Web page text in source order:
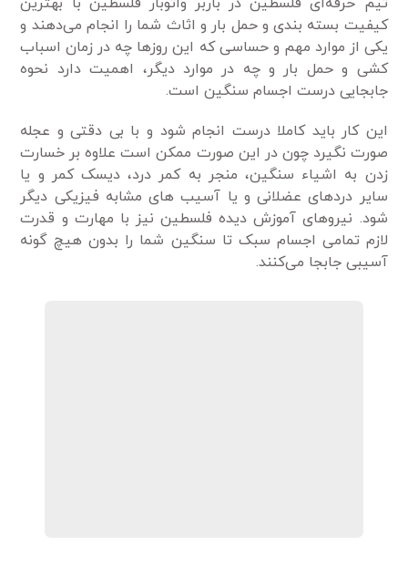
تیم حرفه‌ای فلسطین در باربر واتوبار فلسطین با بهترین
کیفیت بسته بندی و حمل بار و اثاث شما را انجام می‌دهند و
یکی از موارد مهم و حساسی که این روزها چه در زمان اسباب
کشی و حمل بار و چه در موارد دیگر، اهمیت دارد نحوه
جابجایی درست اجسام سنگین است.
این کار باید کاملا درست انجام شود و با بی دقتی و عجله
صورت نگیرد چون در این صورت ممکن است علاوه بر خسارت
زدن به اشیاء سنگین، منجر به کمر درد، دیسک کمر و یا
سایر دردهای عضلانی و یا آسیب های مشابه فیزیکی دیگر
شود. نیروهای آموزش دیده فلسطین نیز با مهارت و قدرت
لازم تمامی اجسام سبک تا سنگین شما را بدون هیچ گونه
آسیبی جابجا می‌کنند.